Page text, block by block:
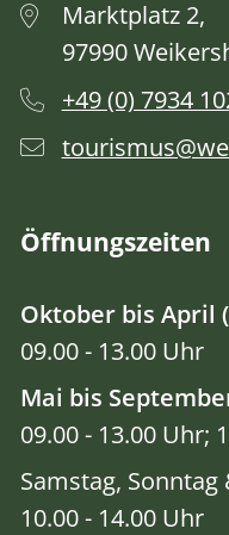
Marktplatz 2,
97990
+49 (0) 7934
Öffnungszeiten
Oktober bis April
09.00 - 13.00 Uhr
Mai bis
09.00 - 13.00 Uhr;
Samstag, Sonntag
10.00 - 14.00 Uhr